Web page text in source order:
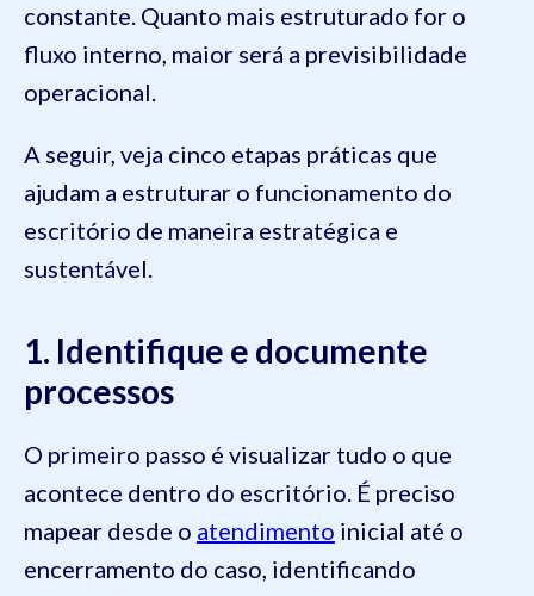
constante. Quanto mais estruturado for o
fluxo interno, maior será a previsibilidade
operacional.
A seguir, veja cinco etapas práticas que
ajudam a estruturar o funcionamento do
escritório de maneira estratégica e
sustentável.
1. Identifique e documente
processos
O primeiro passo é visualizar tudo o que
acontece dentro do escritório. É preciso
mapear desde o atendimento inicial até o
encerramento do caso, identificando